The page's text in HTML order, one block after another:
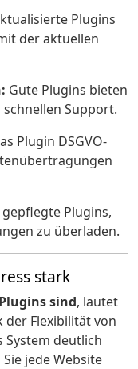
Plugins
der aktuellen
Gute Plugins bieten
Support.
Plugin DSGVO-
Plugins,
zu überladen.
stark
sind, lautet
der Flexibilität von
System deutlich
jede Website